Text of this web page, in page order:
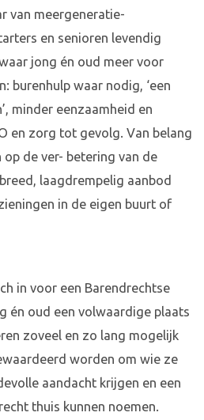
van meergeneratie-
en senioren levendig
jong én oud meer voor
burenhulp waar nodig, ‘een
minder eenzaamheid en
en zorg tot gevolg. Van belang
de ver- betering van de
laagdrempelig aanbod
in de eigen buurt of
in voor een Barendrechtse
én oud een volwaardige plaats
zoveel en zo lang mogelijk
worden om wie ze
aandacht krijgen en een
thuis kunnen noemen.